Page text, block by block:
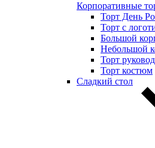
Корпоративные
Торт День
Торт с
Большой
Небольшой
Торт
Торт костюм
Сладкий стол